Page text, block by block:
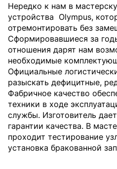
Нередко к нам в
устройства Olympus,
отремонтировать без
Сформировавшиеся за
отношения дарят нам
необходимые
Официальные
разыскать дефицитные,
Фабричное качество
техники в ходе
службы. Изготовитель
гарантии качества. В
проходит тестирование
установка бракованной